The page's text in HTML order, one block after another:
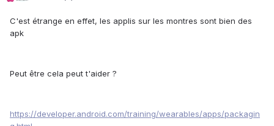
C'est étrange en effet, les applis sur les montres sont bien des
apk
Peut être cela peut t'aider ?
https://developer.android.com/training/wearables/apps/packagin